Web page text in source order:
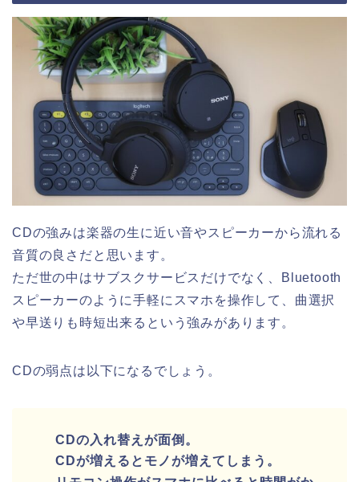
CDの強みは楽器の生に近い音やスピーカーから流れる
音質の良さだと思います。
ただ世の中はサブスクサービスだけでなく、Bluetooth
スピーカーのように手軽にスマホを操作して、曲選択
や早送りも時短出来るという強みがあります。
CDの弱点は以下になるでしょう。
CDの入れ替えが面倒。
CDが増えるとモノが増えてしまう。